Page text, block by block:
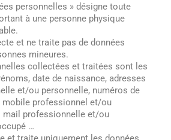
personnelles » désigne toute
à une personne physique
et ne traite pas de données
mineures.
collectées et traitées sont les
date de naissance, adresses
et/ou personnelle, numéros de
professionnel et/ou
mail professionnelle et/ou
…